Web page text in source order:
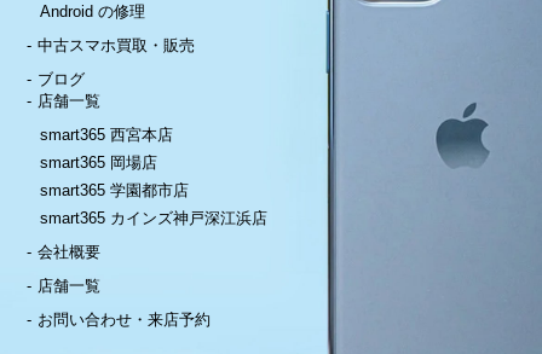
Android の修理
中古スマホ買取・販売
ブログ
店舗一覧
smart365 西宮本店
smart365 岡場店
smart365 学園都市店
smart365 カインズ神戸深江浜店
会社概要
店舗一覧
お問い合わせ・来店予約